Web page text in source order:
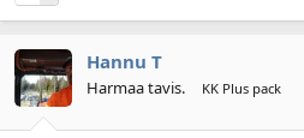
Hannu T
Harmaa tavis. KK Plus pack